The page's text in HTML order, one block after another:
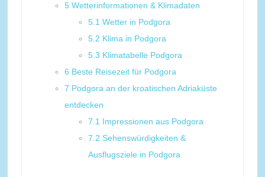
5 Wetterinformationen & Klimadaten
5.1 Wetter in Podgora
5.2 Klima in Podgora
5.3 Klimatabelle Podgora
6 Beste Reisezeit für Podgora
7 Podgora an der kroatischen Adriaküste
entdecken
7.1 Impressionen aus Podgora
7.2 Sehenswürdigkeiten &
Ausflugsziele in Podgora